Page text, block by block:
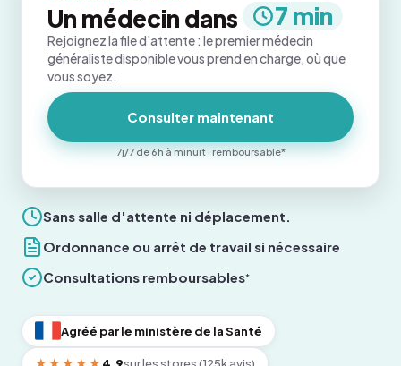
Sans salle d'attente ni déplacement.
Ordonnance ou arrêt de travail si nécessaire
Consultations remboursables*
Agréé par le ministère de la Santé
★★★★★ 4,9sur les stores (125k avis)
Un médecin dans 7 min
Rejoignez la file d'attente : le premier médecin
généraliste disponible vous prend en charge, où que
vous soyez.
Consulter maintenant
7j/7 de 6h à minuit · remboursable*